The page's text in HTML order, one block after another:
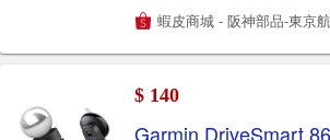
蝦皮商城 - 阪神部品-東京
$ 140
Garmin DriveSmart